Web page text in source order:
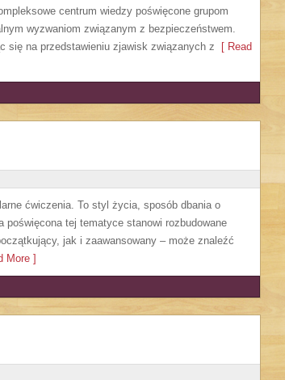
centrum wiedzy poświęcone grupom
wyzwaniom związanym z bezpieczeństwem.
się na przedstawieniu zjawisk związanych z [ Read
ćwiczenia. To styl życia, sposób dbania o
poświęcona tej tematyce stanowi rozbudowane
jak i zaawansowany – może znaleźć
More ]